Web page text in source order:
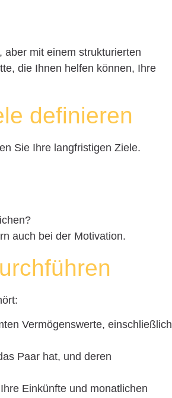
mit einem strukturierten
die Ihnen helfen können, Ihre
definieren
Sie Ihre langfristigen Ziele.
auch bei der Motivation.
Vermögenswerte, einschließlich
Paar hat, und deren
Einkünfte und monatlichen